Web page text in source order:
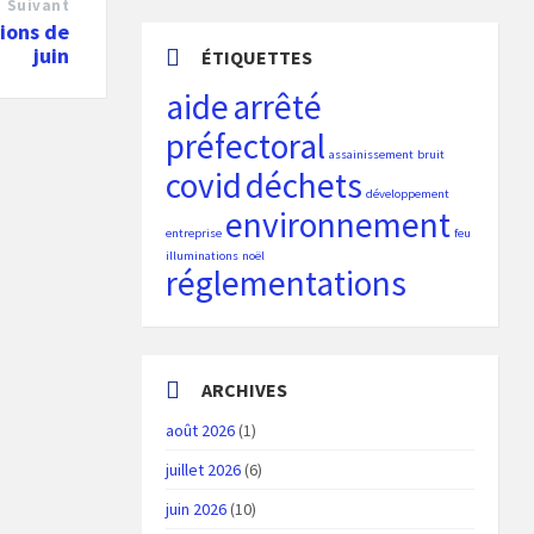
Suivant
de
juin
ÉTIQUETTES
aidearrêté
préfectoral assainissement bruit
coviddéchets développement
entreprise environnement feu
illuminations noël
réglementations
ARCHIVES
août 2026(1)
juillet 2026(6)
juin 2026(10)